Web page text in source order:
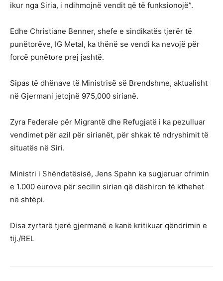
ikur nga Siria, i ndihmojnë vendit që të funksionojë”.
Edhe Christiane Benner, shefe e sindikatës tjerër të
punëtorëve, IG Metal, ka thënë se vendi ka nevojë për
forcë punëtore prej jashtë.
Sipas të dhënave të Ministrisë së Brendshme, aktualisht
në Gjermani jetojnë 975,000 sirianë.
Zyra Federale për Migrantë dhe Refugjatë i ka pezulluar
vendimet për azil për sirianët, për shkak të ndryshimit të
situatës në Siri.
Ministri i Shëndetësisë, Jens Spahn ka sugjeruar ofrimin
e 1.000 eurove për secilin sirian që dëshiron të kthehet
në shtëpi.
Disa zyrtarë tjerë gjermanë e kanë kritikuar qëndrimin e
tij./REL